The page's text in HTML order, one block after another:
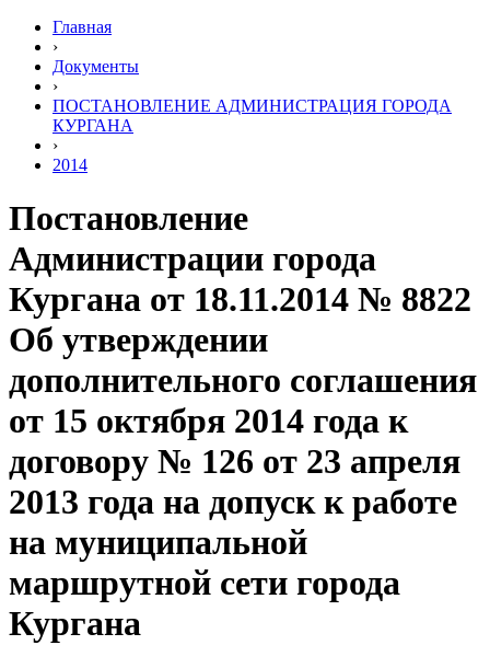
Главная
›
Документы
›
ПОСТАНОВЛЕНИЕ АДМИНИСТРАЦИЯ ГОРОДА
КУРГАНА
›
2014
Постановление
Администрации города
Кургана от 18.11.2014 № 8822
Об утверждении
дополнительного соглашения
от 15 октября 2014 года к
договору № 126 от 23 апреля
2013 года на допуск к работе
на муниципальной
маршрутной сети города
Кургана